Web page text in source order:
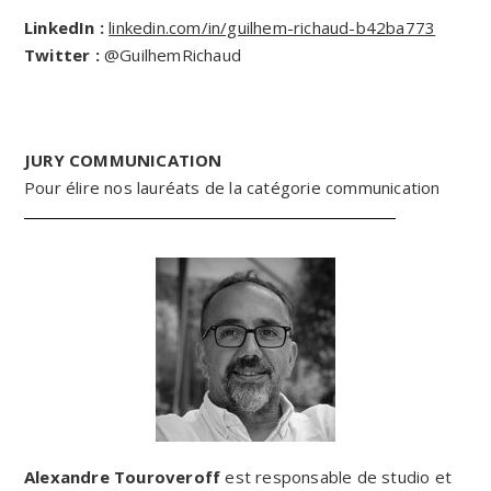
LinkedIn :linkedin.com/in/guilhem-richaud-b42ba773
Twitter :@GuilhemRichaud
JURY COMMUNICATION
Pour élire nos lauréats de la catégorie communication
Alexandre Touroveroffest responsable de studio et